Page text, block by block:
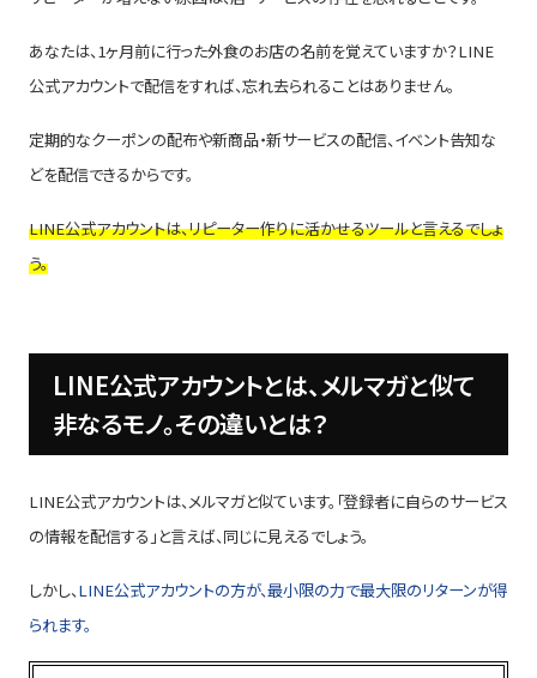
あなたは、1ヶ月前に行った外食のお店の名前を覚えていますか？LINE
公式アカウントで配信をすれば、忘れ去られることはありません。
定期的なクーポンの配布や新商品・新サービスの配信、イベント告知な
どを配信できるからです。
LINE公式アカウントは、リピーター作りに活かせるツールと言えるでしょ
う。
LINE公式アカウントとは、メルマガと似て
非なるモノ。その違いとは？
LINE公式アカウントは、メルマガと似ています。「登録者に自らのサービス
の情報を配信する」と言えば、同じに見えるでしょう。
しかし、LINE公式アカウントの方が、最小限の力で最大限のリターンが得
られます。